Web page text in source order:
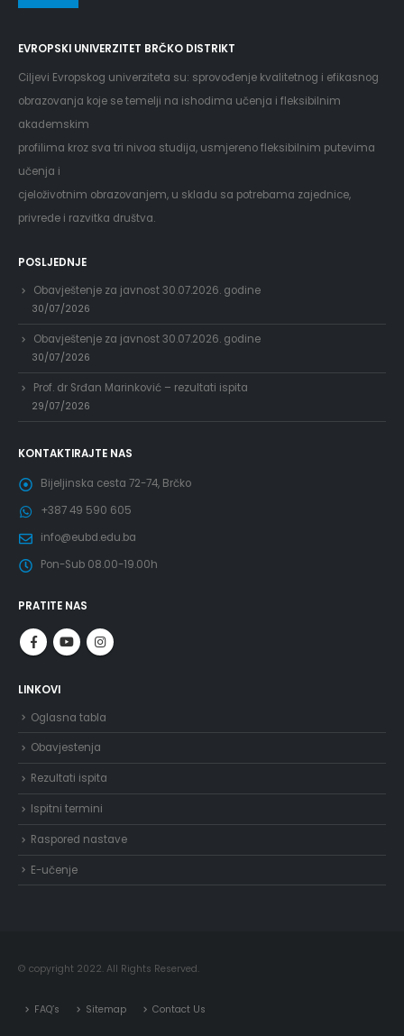
EVROPSKI UNIVERZITET BRČKO DISTRIKT
Ciljevi Evropskog univerziteta su: sprovođenje kvalitetnog i efikasnog
obrazovanja koje se temelji na ishodima učenja i fleksibilnim
akademskim
profilima kroz sva tri nivoa studija, usmjereno fleksibilnim putevima
učenja i
cjeloživotnim obrazovanjem, u skladu sa potrebama zajednice,
privrede i razvitka društva.
POSLJEDNJE
Obavještenje za javnost 30.07.2026. godine
30/07/2026
Obavještenje za javnost 30.07.2026. godine
30/07/2026
Prof. dr Srđan Marinković – rezultati ispita
29/07/2026
KONTAKTIRAJTE NAS
Bijeljinska cesta 72-74, Brčko
+387 49 590 605
info@eubd.edu.ba
Pon-Sub 08.00-19.00h
PRATITE NAS
LINKOVI
Oglasna tabla
Obavjestenja
Rezultati ispita
Ispitni termini
Raspored nastave
E-učenje
© copyright 2022. All Rights Reserved.
FAQ’s Sitemap Contact Us